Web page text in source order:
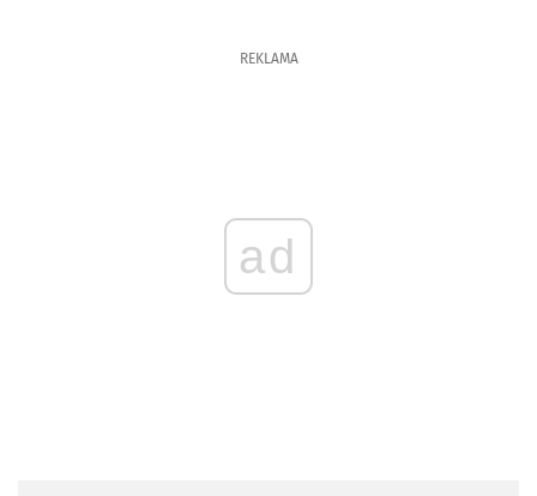
REKLAMA
ad